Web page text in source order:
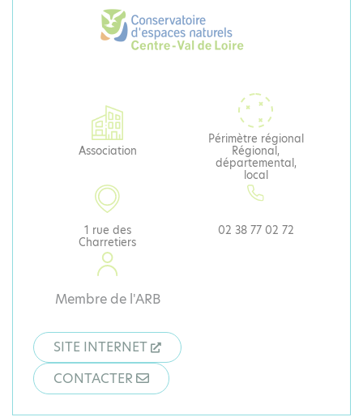
Association
Périmètre régional
Régional,
départemental,
local
1 rue des
Charretiers
02 38 77 02 72
Membre de l'ARB
SITE INTERNET
CONTACTER